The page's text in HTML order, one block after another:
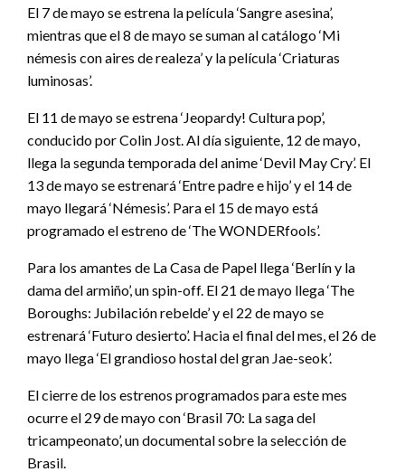
El 7 de mayo se estrena la película ‘Sangre asesina’,
mientras que el 8 de mayo se suman al catálogo ‘Mi
némesis con aires de realeza’ y la película ‘Criaturas
luminosas’.
El 11 de mayo se estrena ‘Jeopardy! Cultura pop’,
conducido por Colin Jost. Al día siguiente, 12 de mayo,
llega la segunda temporada del anime ‘Devil May Cry’. El
13 de mayo se estrenará ‘Entre padre e hijo’ y el 14 de
mayo llegará ‘Némesis’. Para el 15 de mayo está
programado el estreno de ‘The WONDERfools’.
Para los amantes de La Casa de Papel llega ‘Berlín y la
dama del armiño’, un spin-off. El 21 de mayo llega ‘The
Boroughs: Jubilación rebelde’ y el 22 de mayo se
estrenará ‘Futuro desierto’. Hacia el final del mes, el 26 de
mayo llega ‘El grandioso hostal del gran Jae-seok’.
El cierre de los estrenos programados para este mes
ocurre el 29 de mayo con ‘Brasil 70: La saga del
tricampeonato’, un documental sobre la selección de
Brasil.